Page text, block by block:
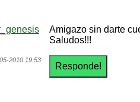
2010 19:53
Amigazo sin darte
Saludos!!!